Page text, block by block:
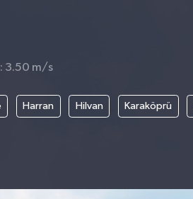
3.50 m/s
Harran Hilvan Karaköprü